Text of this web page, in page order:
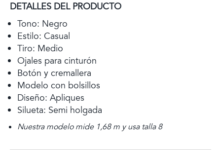
DETALLES DEL PRODUCTO
Tono: Negro
Estilo: Casual
Tiro: Medio
Ojales para cinturón
Botón y cremallera
Modelo con bolsillos
Diseño: Apliques
Silueta: Semi holgada
Nuestra modelo mide 1,68 m y usa talla 8